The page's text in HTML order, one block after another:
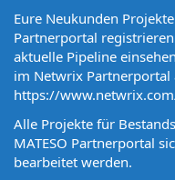
Eure Neukunden
Partnerportal
aktuelle Pipeline
im Netwrix Partnerportal
https://
Alle Projekte für
MATESO Partnerportal
bearbeitet werden.